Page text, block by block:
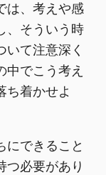
は、考えや感
、そういう時
いて注意深く
でこう考え
ち着かせよ
にできること
つ必要があり